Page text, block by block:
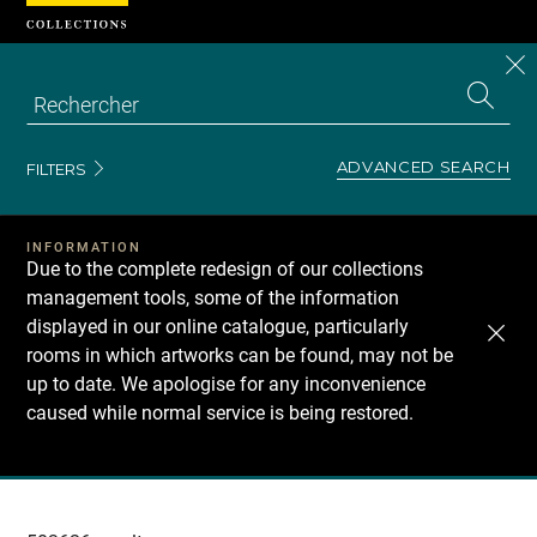
FILTERS ADVANCED SEARCH
INFORMATION
Due to the complete redesign of our collections
management tools, some of the information
displayed in our online catalogue, particularly
rooms in which artworks can be found, may not be
up to date. We apologise for any inconvenience
caused while normal service is being restored.
Recherche
Cookies management panel